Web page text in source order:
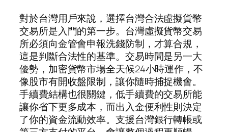
對於台灣用戶來說，選擇台灣合法虛擬貨幣
交易所是入門的第一步。台灣虛擬貨幣交易
所必須向金管會申報洗錢防制，才算合規，
這是判斷合法性的基準。交易時間是另一大
優勢，加密貨幣市場全天候24小時運作，不
像股市有開收盤限制，讓你隨時捕捉機會。
手續費結構也很關鍵，低手續費的交易所能
讓你省下更多成本，而出入金便利性則決定
了你的資金流動效率。支援台灣銀行轉帳或